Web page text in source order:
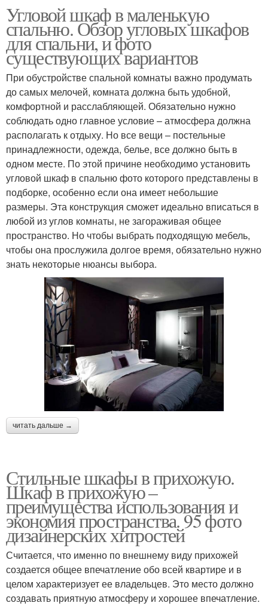
Угловой шкаф в маленькую
спальню. Обзор угловых шкафов
для спальни, и фото
существующих вариантов
При обустройстве спальной комнаты важно продумать
до самых мелочей, комната должна быть удобной,
комфортной и расслабляющей. Обязательно нужно
соблюдать одно главное условие – атмосфера должна
располагать к отдыху. Но все вещи – постельные
принадлежности, одежда, белье, все должно быть в
одном месте. По этой причине необходимо установить
угловой шкаф в спальню фото которого представлены в
подборке, особенно если она имеет небольшие
размеры. Эта конструкция сможет идеально вписаться в
любой из углов комнаты, не загораживая общее
пространство. Но чтобы выбрать подходящую мебель,
чтобы она прослужила долгое время, обязательно нужно
знать некоторые нюансы выбора.
читать дальше →
Стильные шкафы в прихожую.
Шкаф в прихожую –
преимущества использования и
экономия пространства. 95 фото
дизайнерских хитростей
Считается, что именно по внешнему виду прихожей
создается общее впечатление обо всей квартире и в
целом характеризует ее владельцев. Это место должно
создавать приятную атмосферу и хорошее впечатление.